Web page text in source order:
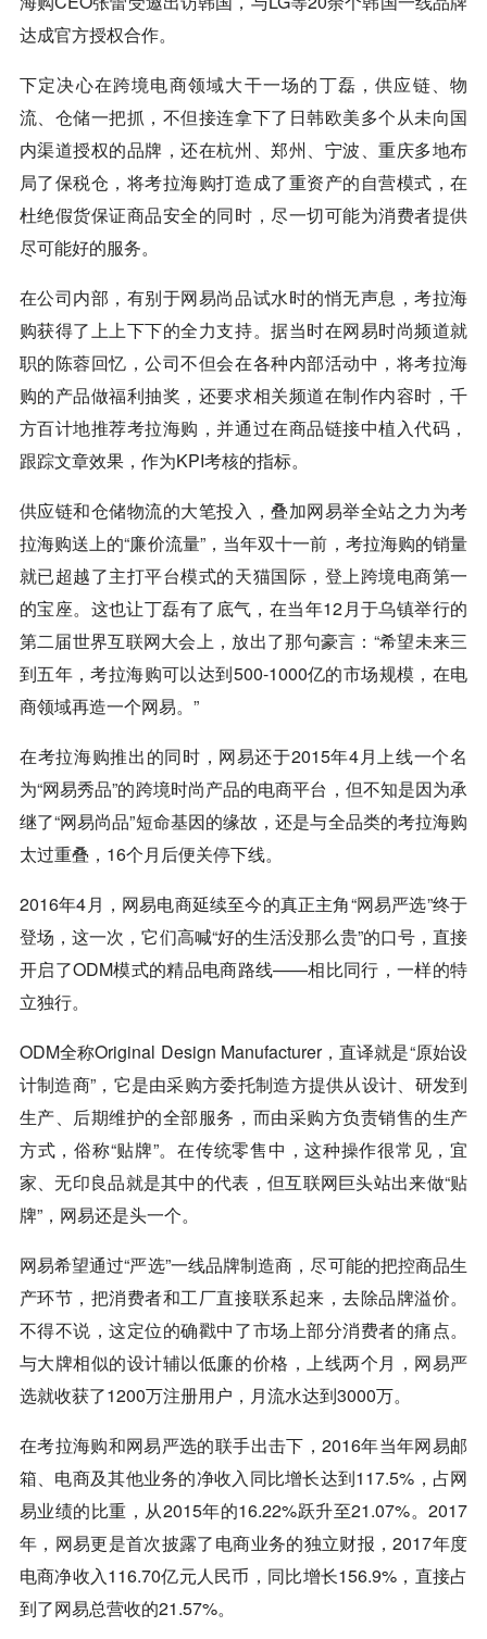
达成官方授权合作。
下定决心在跨境电商领域大干一场的丁磊，供应链、物
流、仓储一把抓，不但接连拿下了日韩欧美多个从未向国
内渠道授权的品牌，还在杭州、郑州、宁波、重庆多地布
局了保税仓，将考拉海购打造成了重资产的自营模式，在
杜绝假货保证商品安全的同时，尽一切可能为消费者提供
尽可能好的服务。
在公司内部，有别于网易尚品试水时的悄无声息，考拉海
购获得了上上下下的全力支持。据当时在网易时尚频道就
职的陈蓉回忆，公司不但会在各种内部活动中，将考拉海
购的产品做福利抽奖，还要求相关频道在制作内容时，千
方百计地推荐考拉海购，并通过在商品链接中植入代码，
跟踪文章效果，作为KPI考核的指标。
供应链和仓储物流的大笔投入，叠加网易举全站之力为考
拉海购送上的“廉价流量”，当年双十一前，考拉海购的销量
就已超越了主打平台模式的天猫国际，登上跨境电商第一
的宝座。这也让丁磊有了底气，在当年12月于乌镇举行的
第二届世界互联网大会上，放出了那句豪言：“希望未来三
到五年，考拉海购可以达到500-1000亿的市场规模，在电
商领域再造一个网易。”
在考拉海购推出的同时，网易还于2015年4月上线一个名
为“网易秀品”的跨境时尚产品的电商平台，但不知是因为承
继了“网易尚品”短命基因的缘故，还是与全品类的考拉海购
太过重叠，16个月后便关停下线。
2016年4月，网易电商延续至今的真正主角“网易严选”终于
登场，这一次，它们高喊“好的生活没那么贵”的口号，直接
开启了ODM模式的精品电商路线——相比同行，一样的特
立独行。
ODM全称Original Design Manufacturer，直译就是“原始设
计制造商”，它是由采购方委托制造方提供从设计、研发到
生产、后期维护的全部服务，而由采购方负责销售的生产
方式，俗称“贴牌”。在传统零售中，这种操作很常见，宜
家、无印良品就是其中的代表，但互联网巨头站出来做“贴
牌”，网易还是头一个。
网易希望通过“严选”一线品牌制造商，尽可能的把控商品生
产环节，把消费者和工厂直接联系起来，去除品牌溢价。
不得不说，这定位的确戳中了市场上部分消费者的痛点。
与大牌相似的设计辅以低廉的价格，上线两个月，网易严
选就收获了1200万注册用户，月流水达到3000万。
在考拉海购和网易严选的联手出击下，2016年当年网易邮
箱、电商及其他业务的净收入同比增长达到117.5%，占网
易业绩的比重，从2015年的16.22%跃升至21.07%。2017
年，网易更是首次披露了电商业务的独立财报，2017年度
电商净收入116.70亿元人民币，同比增长156.9%，直接占
到了网易总营收的21.57%。